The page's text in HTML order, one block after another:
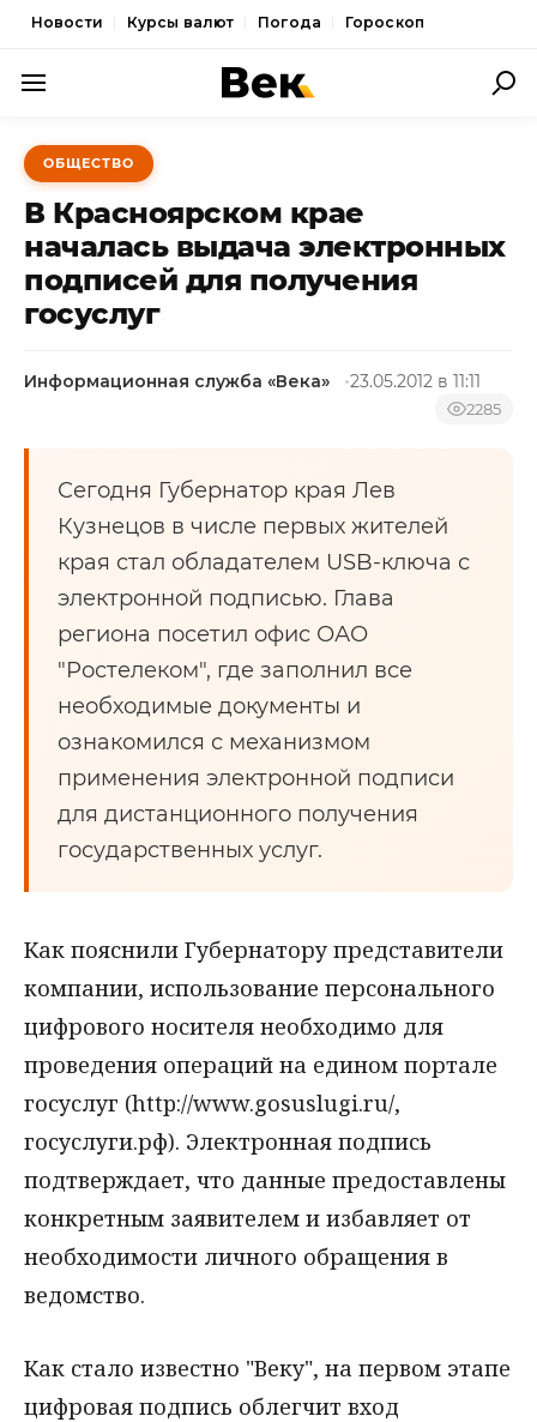
Новости Курсы валют Погода Гороскоп
ПОЛИТИКА
ЭКОНОМИКА
ОБЩЕСТВО
СПОРТ
КУЛЬТУРА
НОВОСТИ
ОБЩЕСТВО
В Красноярском крае
началась выдача электронных
подписей для получения
госуслуг
Информационная служба «Века» 23.05.2012 в 11:11
2285
Сегодня Губернатор края Лев
Кузнецов в числе первых жителей
края стал обладателем USB-ключа с
электронной подписью. Глава
региона посетил офис ОАО
"Ростелеком", где заполнил все
необходимые документы и
ознакомился с механизмом
применения электронной подписи
для дистанционного получения
государственных услуг.
Как пояснили Губернатору представители
компании, использование персонального
цифрового носителя необходимо для
проведения операций на едином портале
госуслуг (http://www.gosuslugi.ru/,
госуслуги.рф). Электронная подпись
подтверждает, что данные предоставлены
конкретным заявителем и избавляет от
необходимости личного обращения в
ведомство.
Как стало известно "Веку", на первом этапе
цифровая подпись облегчит вход